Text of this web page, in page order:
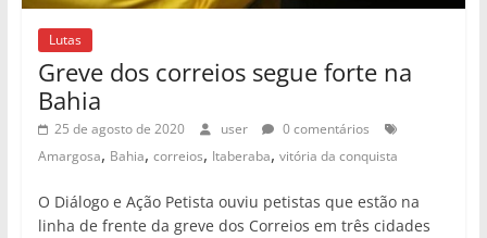
Lutas
Greve dos correios segue forte na
Bahia
25 de agosto de 2020 user
0 comentários
Amargosa, Bahia, correios, Itaberaba, vitória da conquista
O Diálogo e Ação Petista ouviu petistas que estão na
linha de frente da greve dos Correios em três cidades